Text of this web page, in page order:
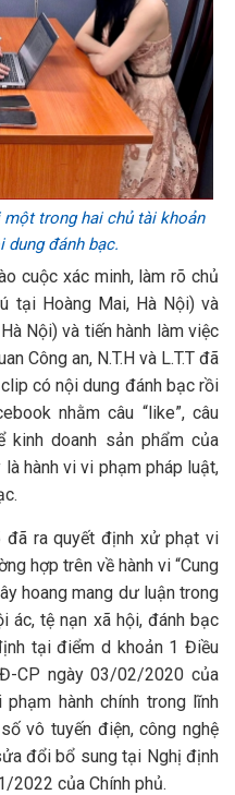
trong hai chủ tài khoản
đánh bạc.
cuộc xác minh, làm rõ chủ
tại Hoàng Mai, Hà Nội) và
Nội) và tiến hành làm việc
Công an, N.T.H và L.T.T đã
có nội dung đánh bạc rồi
nhằm câu “like”, câu
kinh doanh sản phẩm của
hành vi vi phạm pháp luật,
đã ra quyết định xử phạt vi
hợp trên về hành vi “Cung
hoang mang dư luận trong
ác, tệ nạn xã hội, đánh bạc
tại điểm d khoản 1 Điều
CP ngày 03/02/2020 của
hành chính trong lĩnh
vô tuyến điện, công nghệ
đổi bổ sung tại Nghị định
của Chính phủ.